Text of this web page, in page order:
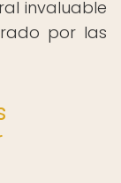
invaluable
por las